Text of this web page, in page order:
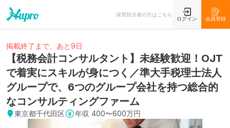
採用担当者の方はこちら
ログイン 会員登録
掲載終了まで、あと9日
【税務会計コンサルタント】未経験歓迎！OJT
で着実にスキルが身につく／準大手税理士法人
グループで、6つのグループ会社を持つ総合的
なコンサルティングファーム
東京都千代田区 年収 400〜600万円